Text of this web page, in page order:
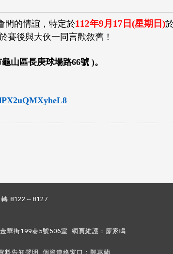
間的情誼，特定於112年9月17日(星期日)
賽後與大伙一同言歡敘舊！
山區長庚球場路66號 )。
8122～8127
華街199巷5號506室 網頁維護： 廖家鳴​
料告知聲明 個資連絡窗口： 鄭惠蘭